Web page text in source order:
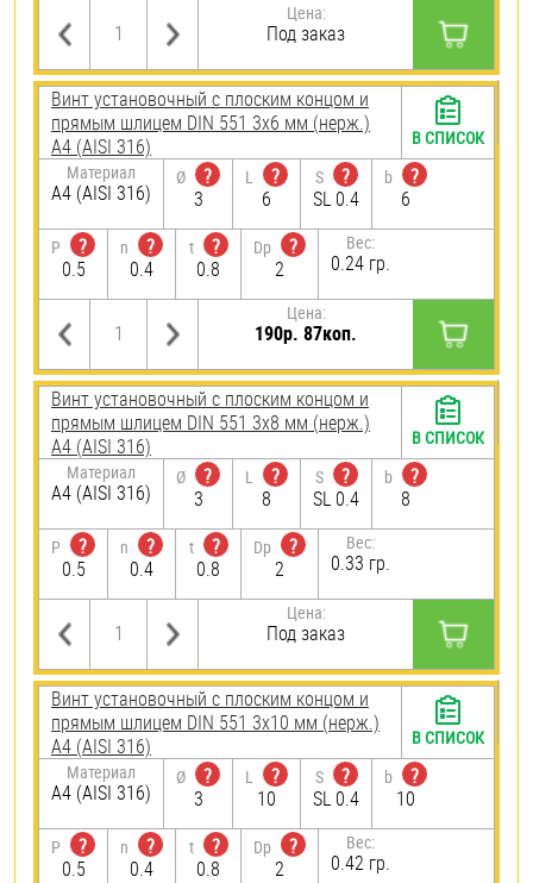
Цена:
Под заказ
Винт установочный с плоским концом и
прямым шлицем DIN 551 3х6 мм (нерж.)
A4 (AISI 316)
Материал
A4 (AISI 316)
Ø
?
3
L
?
6
S
?
SL 0.4
b
?
6
P
?
0.5
n
?
0.4
t
?
0.8
Dp
?
2
Вес:
0.24 гр.
Цена:
190р. 87коп.
В СПИСОК
Винт установочный с плоским концом и
прямым шлицем DIN 551 3х8 мм (нерж.)
A4 (AISI 316)
Материал
A4 (AISI 316)
Ø
?
3
L
?
8
S
?
SL 0.4
b
?
8
P
?
0.5
n
?
0.4
t
?
0.8
Dp
?
2
Вес:
0.33 гр.
Цена:
Под заказ
В СПИСОК
Винт установочный с плоским концом и
прямым шлицем DIN 551 3х10 мм (нерж.)
A4 (AISI 316)
Материал
A4 (AISI 316)
Ø
?
3
L
?
10
S
?
SL 0.4
b
?
10
P
?
0.5
n
?
0.4
t
?
0.8
Dp
?
2
Вес:
0.42 гр.
В СПИСОК